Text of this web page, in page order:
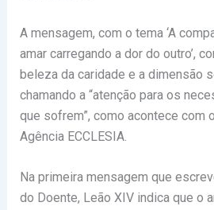
A mensagem, com o tema ‘A
amar carregando a dor do outro’,
beleza da caridade e a dimensão
chamando a “atenção para os
que sofrem”, como acontece com
Agência ECCLESIA.
Na primeira mensagem que
do Doente, Leão XIV indica que o